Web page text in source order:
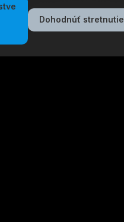
Dohodnúť stretnutie